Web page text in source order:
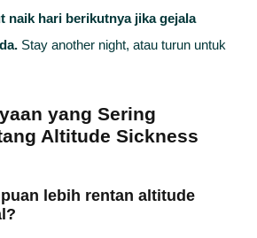
naik hari berikutnya jika gejala
Stay another night, atau turun untuk
yang Sering
Altitude Sickness
lebih rentan altitude